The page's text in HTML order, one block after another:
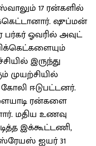
17 ரன்களில்
ஷுப்மன்
ஓவரில் அவுட்
இருந்து
முயற்சியில்
ஈடுபட்டனர்.
ரன்களை
மதிய உணவு
இக்கூட்டணி,
ஸ்ரேயஸ் ஐயர் 31